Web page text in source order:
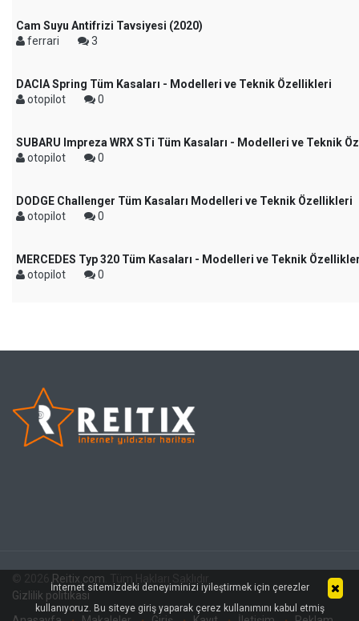
Cam Suyu Antifrizi Tavsiyesi (2020)
ferrari
3
DACIA Spring Tüm Kasaları - Modelleri ve Teknik Özellikleri
otopilot
0
SUBARU Impreza WRX STi Tüm Kasaları - Modelleri ve Teknik
otopilot
0
DODGE Challenger Tüm Kasaları Modelleri ve Teknik Özellikleri
otopilot
0
MERCEDES Typ 320 Tüm Kasaları - Modelleri ve Teknik
otopilot
0
Reitix.com
Gizlilik politikası
İnternet sitemizdeki deneyiminizi iyileştirmek için çerezler
kullanıyoruz. Bu siteye giriş yaparak çerez kullanımını kabul etmiş